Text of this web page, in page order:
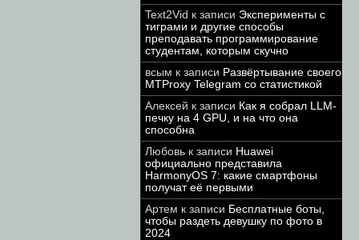
Text2Vid к записи Эксперименты с
тиграми и другие способы
преподавать программирование
студентам, которым скучно
всым к записи Развёртывание своего
MTProxy Telegram со статистикой
Алексей к записи Как я собрал LLM-
печку на 4 GPU, и на что она
способна
Любовь к записи Huawei
официально представила
HarmonyOS 7: какие смартфоны
получат её первыми
Артем к записи Бесплатные боты,
чтобы раздеть девушку по фото в
2024